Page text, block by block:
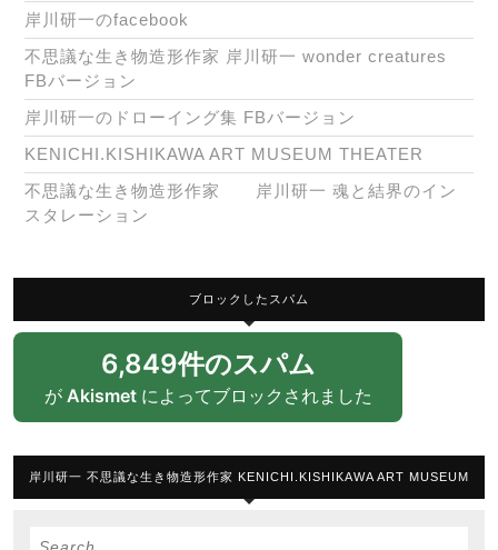
岸川研一のfacebook
不思議な生き物造形作家 岸川研一 wonder creatures
FBバージョン
岸川研一のドローイング集 FBバージョン
KENICHI.KISHIKAWA ART MUSEUM THEATER
不思議な生き物造形作家 岸川研一 魂と結界のイン
スタレーション
ブロックしたスパム
6,849件のスパム
が Akismetによってブロックされました
岸川研一 不思議な生き物造形作家 KENICHI.KISHIKAWA ART MUSEUM
Search